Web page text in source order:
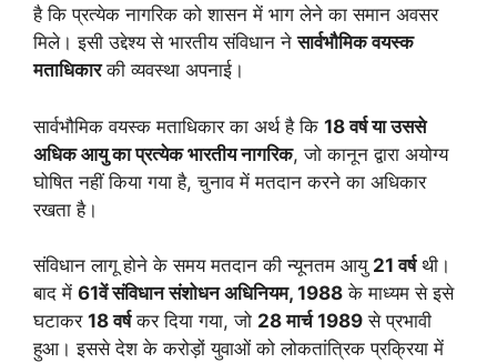
है कि प्रत्येक नागरिक को शासन में भाग लेने का समान अवसर
मिले। इसी उद्देश्य से भारतीय संविधान नेसार्वभौमिक वयस्क
मताधिकारकी व्यवस्था अपनाई।
सार्वभौमिक वयस्क मताधिकार का अर्थ है कि 18वर्ष या उससे
अधिक आयु का प्रत्येक भारतीय नागरिक, जो कानून द्वारा अयोग्य
घोषित नहीं किया गया है, चुनाव में मतदान करने का अधिकार
रखता है।
संविधान लागू होने के समय मतदान की न्यूनतम आयु 21वर्षथी।
बाद में 61वें संविधान संशोधन अधिनियम, 1988 के माध्यम से इसे
घटाकर 18वर्षकर दिया गया, जो 28मार्च1989 से प्रभावी
हुआ। इससे देश के करोड़ों युवाओं को लोकतांत्रिक प्रक्रिया में